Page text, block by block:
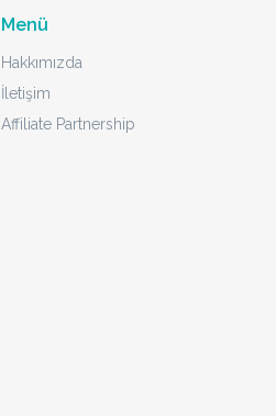
Menü
Hakkımızda
İletişim
Affiliate Partnership